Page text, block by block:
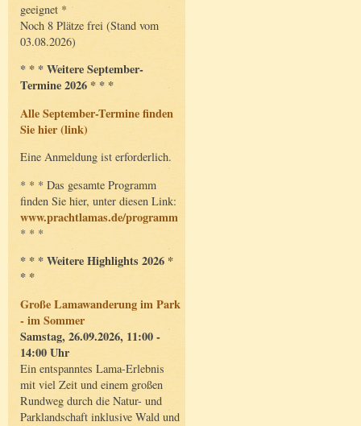
geeignet *
Noch 8 Plätze frei (Stand vom
03.08.2026)
* * * Weitere September-
Termine 2026 * * *
Alle September-Termine finden
Sie hier (link)
Eine Anmeldung ist erforderlich.
* * * Das gesamte Programm
finden Sie hier, unter diesen Link:
www.prachtlamas.de/programm
* * *
* * * Weitere Highlights 2026 *
* *
Große Lamawanderung im Park
- im Sommer
Samstag, 26.09.2026, 11:00 -
14:00 Uhr
Ein entspanntes Lama-Erlebnis
mit viel Zeit und einem großen
Rundweg durch die Natur- und
Parklandschaft inklusive Wald und